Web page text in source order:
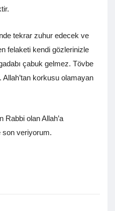
tekrar zuhur edecek ve
felaketi kendi gözlerinizle
çabuk gelmez. Tövbe
Allah’tan korkusu olamayan
Rabbi olan Allah’a
son veriyorum.